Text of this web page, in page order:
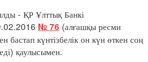
- ҚР Ұлттық Банкі
№ 76 (алғашқы ресми
бастап күнтізбелік он күн өткен соң
қаулысымен.